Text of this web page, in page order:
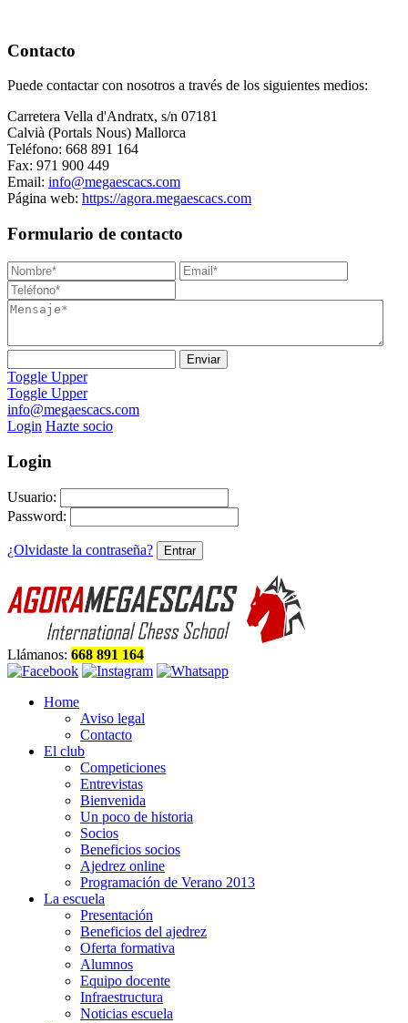
Contacto
Puede contactar con nosotros a través de los siguientes medios:
Carretera Vella d'Andratx, s/n 07181
Calvià (Portals Nous) Mallorca
Teléfono: 668 891 164
Fax: 971 900 449
Email: info@megaescacs.com
Página web: https://agora.megaescacs.com
Formulario de contacto
Toggle Upper
Toggle Upper
info@megaescacs.com
Login Hazte socio
Login
Usuario:
Password:
¿Olvidaste la contraseña?
Llámanos: 668 891 164
Home
Aviso legal
Contacto
El club
Competiciones
Entrevistas
Bienvenida
Un poco de historia
Socios
Beneficios socios
Ajedrez online
Programación de Verano 2013
La escuela
Presentación
Beneficios del ajedrez
Oferta formativa
Alumnos
Equipo docente
Infraestructura
Noticias escuela